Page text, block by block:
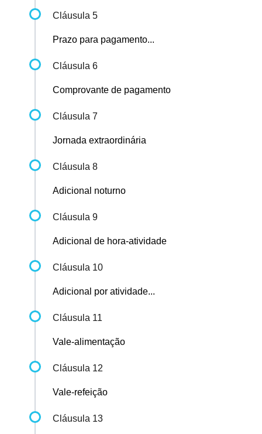
Cláusula 5
Prazo para pagamento...
Cláusula 6
Comprovante de pagamento
Cláusula 7
Jornada extraordinária
Cláusula 8
Adicional noturno
Cláusula 9
Adicional de hora-atividade
Cláusula 10
Adicional por atividade...
Cláusula 11
Vale-alimentação
Cláusula 12
Vale-refeição
Cláusula 13